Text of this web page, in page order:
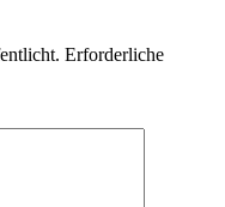
Erforderliche